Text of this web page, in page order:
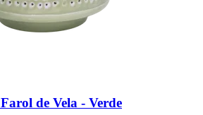
Farol de Vela -​ Verde